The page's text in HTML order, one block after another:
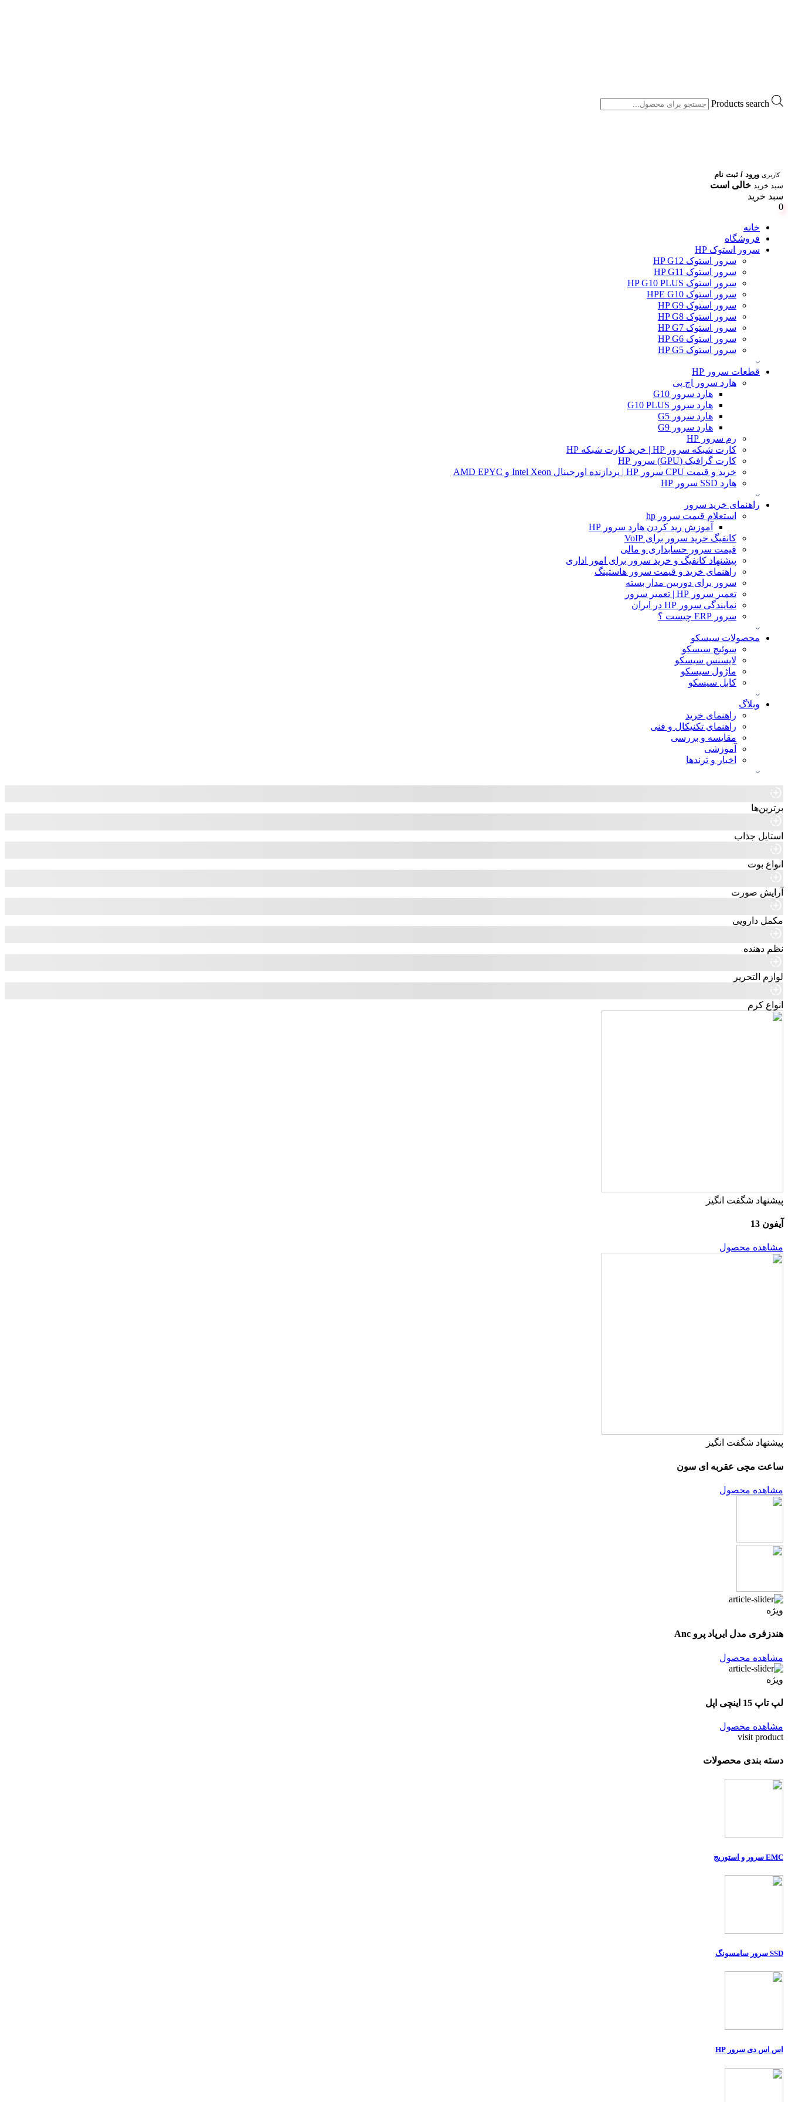
Products search
کاربری ورود / ثبت نام
سبد خرید خالی است
سبد خرید
0
خانه
فروشگاه
سرور استوک HP
سرور استوک HP G12
سرور استوک HP G11
سرور استوک HP G10 PLUS
سرور استوک HPE G10
سرور استوک HP G9
سرور استوک HP G8
سرور استوک HP G7
سرور استوک HP G6
سرور استوک HP G5
قطعات سرور HP
هارد سرور اچ پی
هارد سرور G10
هارد سرور G10 PLUS
هارد سرور G5
هارد سرور G9
رم سرور HP
کارت شبکه سرور HP | خرید کارت شبکه HP
کارت گرافیک (GPU) سرور HP
خرید و قیمت CPU سرور HP | پردازنده اورجینال Intel Xeon و AMD EPYC
هارد SSD سرور HP
راهنمای خرید سرور
استعلام قیمت سرور hp
آموزش ريد كردن هارد سرور HP
کانفیگ خرید سرور برای VoIP
قیمت سرور حسابداری و مالی
پیشنهاد کانفیگ و خرید سرور برای امور اداری
راهنمای خرید و قیمت سرور هاستینگ
سرور برای دوربین مدار بسته
تعمیر سرور HP | تعمیر سرور
نمایندگی سرور HP در ایران
سرور ERP چیست ؟
محصولات سیسکو
سوئیچ سیسکو
لایسنس سیسکو
ماژول سیسکو
کابل سیسکو
وبلاگ
راهنمای خرید
راهنمای تکنیکال و فنی
مقایسه و بررسی
آموزشی
اخبار و ترندها
برترین‌ها
استایل جذاب
انواع بوت
آرایش صورت
مکمل دارویی
نظم دهنده
لوازم التحریر
انواع کرم
پیشنهاد شگفت انگیز
آیفون 13
مشاهده محصول
پیشنهاد شگفت انگیز
ساعت مچی عقربه ای سون
مشاهده محصول
ویژه
هندزفری مدل ایرپاد پرو Anc
مشاهده محصول
ویژه
لپ تاپ 15 اینچی اپل
مشاهده محصول
visit product
دسته بندی محصولات
EMC سرور و استوریج
SSD سرور سامسونگ
اس اس دی سرور HP